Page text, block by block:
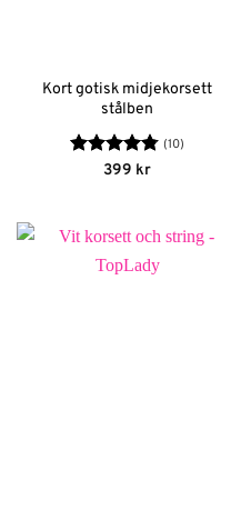
Kort gotisk midjekorsett
stålben
Betygsatt
(10)
399 kr